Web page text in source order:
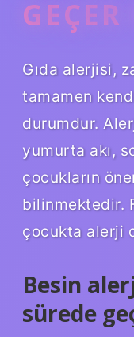
Gıda alerjisi,
tamamen
durumdur.
yumurta akı,
çocukların
bilinmektedir.
çocukta alerji
Besin
sürede